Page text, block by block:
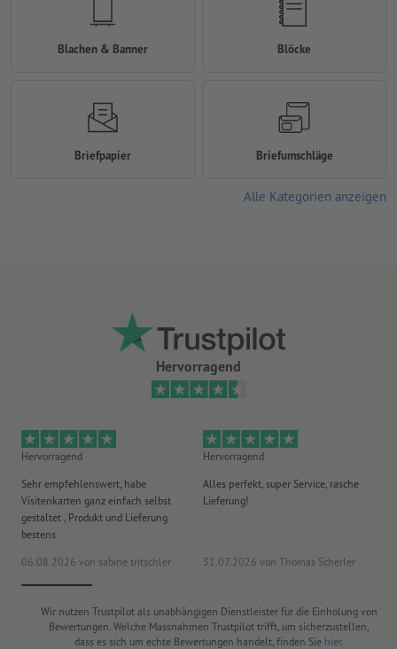
Hervorragend
Hervorragend
Sehr empfehlenswert, habe
Visitenkarten ganz einfach selbst
gestaltet , Produkt und Lieferung
bestens
06.08.2026 von sabine tritschler
Hervorragend
Alles perfekt, super Service, rasche
Lieferung!
31.07.2026 von Thomas Scherler
Wir nutzen Trustpilot als unabhängigen Dienstleister für die Einholung von
Bewertungen. Welche Massnahmen Trustpilot trifft, um sicherzustellen,
dass es sich um echte Bewertungen handelt, finden Sie hier.
Blachen & Banner Blöcke
Briefpapier Briefumschläge
Alle Kategorien anzeigen